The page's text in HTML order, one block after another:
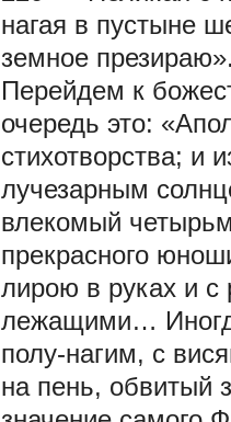
нагая в пустыне
земное
Перейдем к
очередь это:
стихотворства; и
лучезарным
влекомый
прекрасного
лирою в руках и с
лежащими…
полу-нагим, с
на пень, обвитый